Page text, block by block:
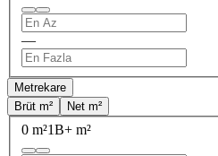
—
Metrekare
Brüt m²
Net m²
0 m²1B+ m²